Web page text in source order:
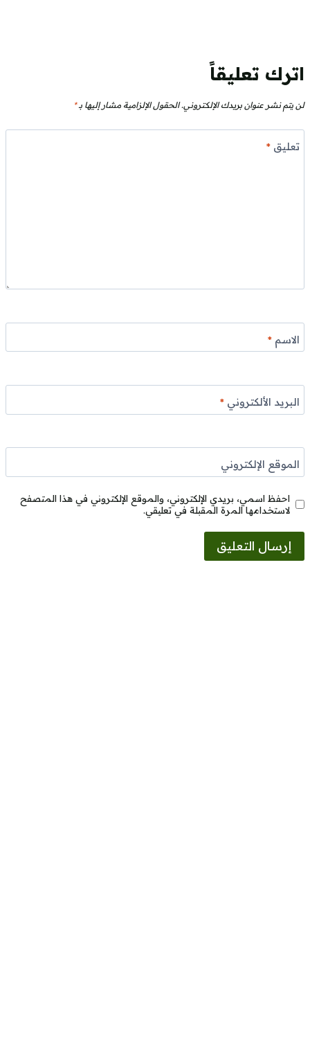
اترك تعليقاً
لن يتم نشر عنوان بريدك الإلكتروني. الحقول الإلزامية مشار إليها بـ*
تعليق*
الاسم*
البريد الألكتروني*
الموقع الإلكتروني
احفظ اسمي، بريدي الإلكتروني، والموقع الإلكتروني في هذا المتصفح
لاستخدامها المرة المقبلة في تعليقي.